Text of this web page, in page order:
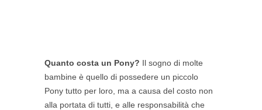
Quanto costa un Pony? Il sogno di molte
bambine è quello di possedere un piccolo
Pony tutto per loro, ma a causa del costo non
alla portata di tutti, e alle responsabilità che